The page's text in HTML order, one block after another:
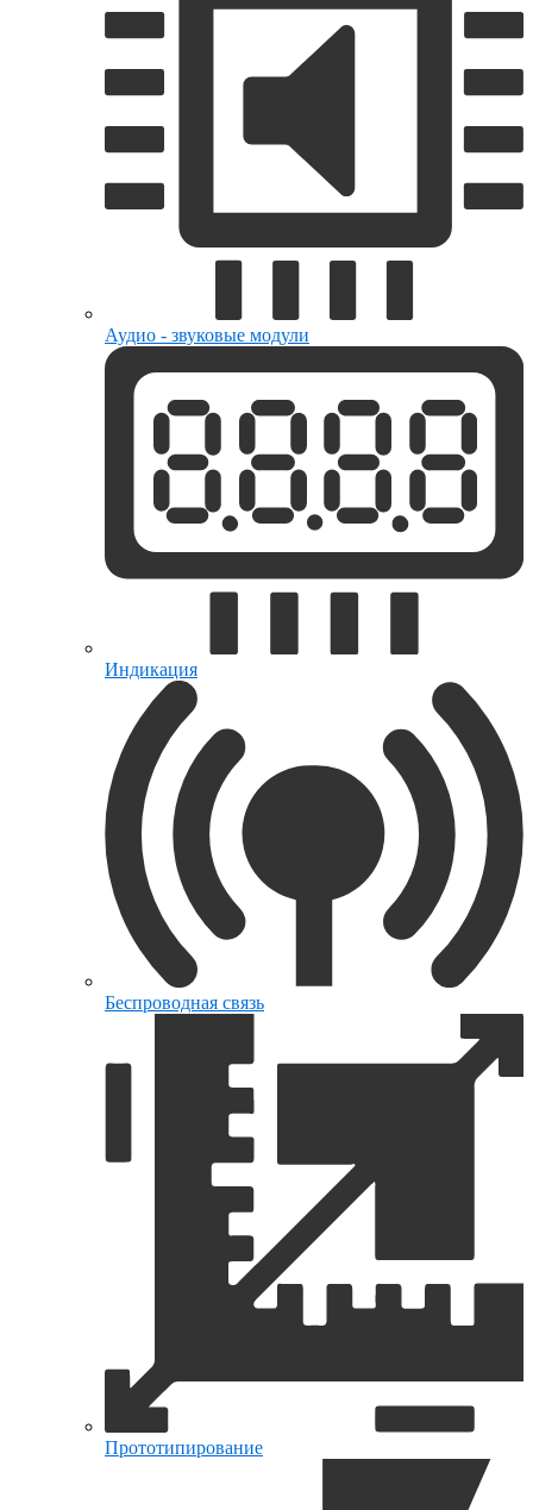
Аудио - звуковые модули
Индикация
Беспроводная связь
Прототипирование